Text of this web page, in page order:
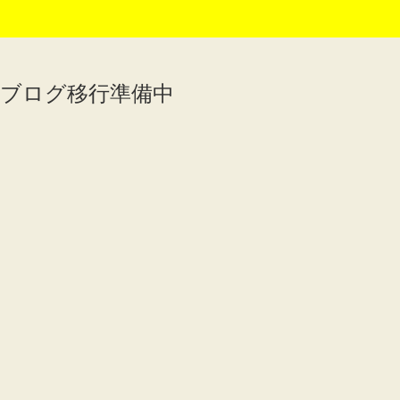
ブログ移行準備中